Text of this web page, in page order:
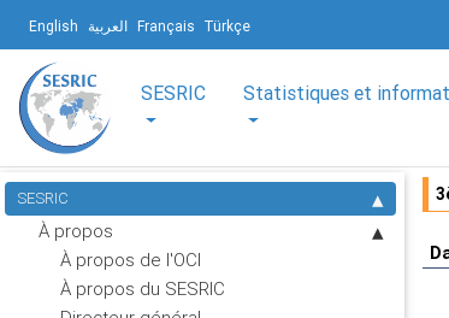
English العربية Français Türkçe
SESRIC Statistiques et
SESRIC
À propos
À propos de l'OCI
À propos du SESRIC